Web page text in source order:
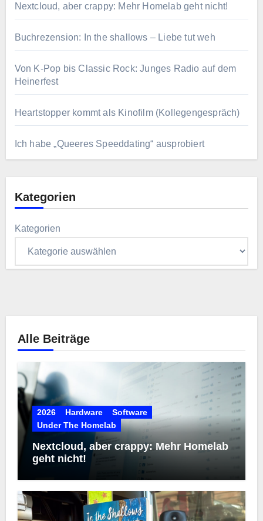
Nextcloud, aber crappy: Mehr Homelab geht nicht!
Buchrezension: In the shallows – Liebe tut weh
Von K-Pop bis Classic Rock: Junges Radio auf dem
Heinerfest
Heartstopper kommt als Kinofilm (Kollegengespräch)
Ich habe „Queeres Speeddating“ ausprobiert
Kategorien
Kategorien
Alle Beiträge
2026 Hardware
Software
Under The Homelab
Nextcloud, aber crappy: Mehr Homelab
geht nicht!